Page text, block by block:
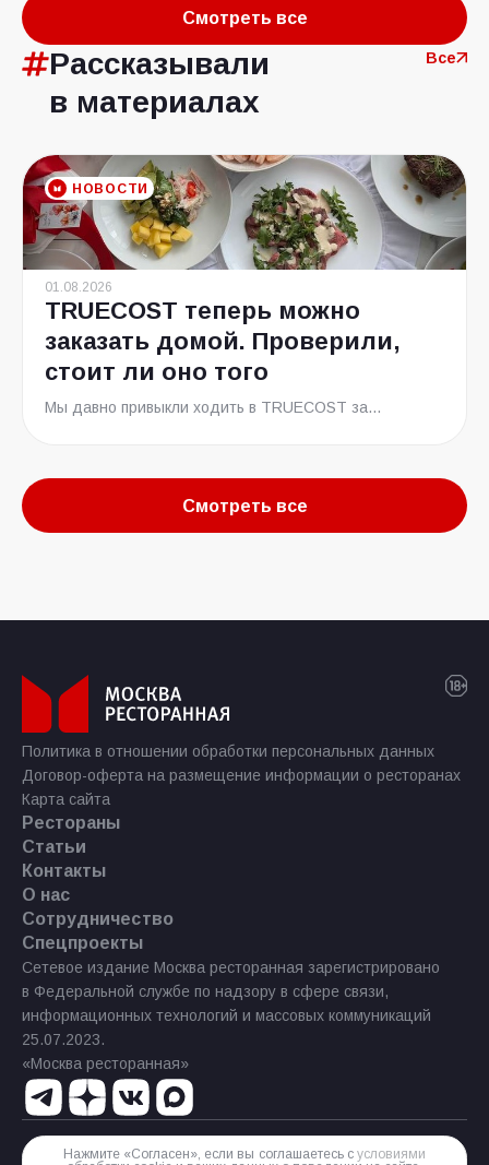
Смотреть все
Рассказывали
в материалах
Все
НОВОСТИ
01.08.2026
TRUECOST теперь можно
заказать домой. Проверили,
стоит ли оно того
Мы давно привыкли ходить в TRUECOST за...
Смотреть все
Политика в отношении обработки персональных данных
Договор-оферта на размещение информации о ресторанах
Карта сайта
Рестораны
Статьи
Контакты
О нас
Сотрудничество
Спецпроекты
Сетевое издание Москва ресторанная зарегистрировано
в Федеральной службе по надзору в сфере связи,
информационных технологий и массовых коммуникаций
25.07.2023.
«Москва ресторанная»
Нажмите «Согласен», если вы соглашаетесь с условиями